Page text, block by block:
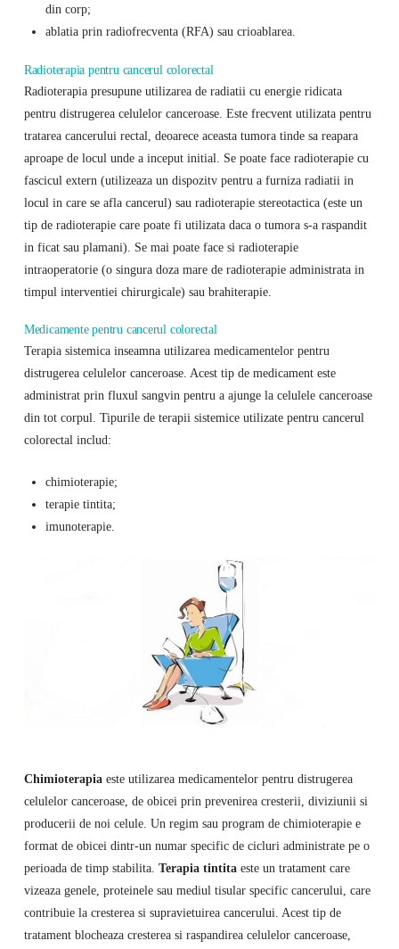
din corp;
ablatia prin radiofrecventa (RFA) sau crioablarea.
Radioterapia pentru cancerul colorectal
Radioterapia presupune utilizarea de radiatii cu energie ridicata
pentru distrugerea celulelor canceroase. Este frecvent utilizata pentru
tratarea cancerului rectal, deoarece aceasta tumora tinde sa reapara
aproape de locul unde a inceput initial. Se poate face radioterapie cu
fascicul extern (utilizeaza un dispozitv pentru a furniza radiatii in
locul in care se afla cancerul) sau radioterapie stereotactica (este un
tip de radioterapie care poate fi utilizata daca o tumora s-a raspandit
in ficat sau plamani). Se mai poate face si radioterapie
intraoperatorie (o singura doza mare de radioterapie administrata in
timpul interventiei chirurgicale) sau brahiterapie.
Medicamente pentru cancerul colorectal
Terapia sistemica inseamna utilizarea medicamentelor pentru
distrugerea celulelor canceroase. Acest tip de medicament este
administrat prin fluxul sangvin pentru a ajunge la celulele canceroase
din tot corpul. Tipurile de terapii sistemice utilizate pentru cancerul
colorectal includ:
chimioterapie;
terapie tintita;
imunoterapie.
Chimioterapiaeste utilizarea medicamentelor pentru distrugerea
celulelor canceroase, de obicei prin prevenirea cresterii, diviziunii si
producerii de noi celule. Un regim sau program de chimioterapie e
format de obicei dintr-un numar specific de cicluri administrate pe o
perioada de timp stabilita. Terapia tintitaeste un tratament care
vizeaza genele, proteinele sau mediul tisular specific cancerului, care
contribuie la cresterea si supravietuirea cancerului. Acest tip de
tratament blocheaza cresterea si raspandirea celulelor canceroase,